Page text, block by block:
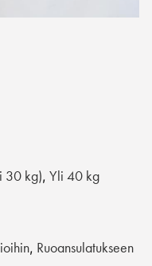
30 kg), Yli 40 kg
, Ruoansulatukseen